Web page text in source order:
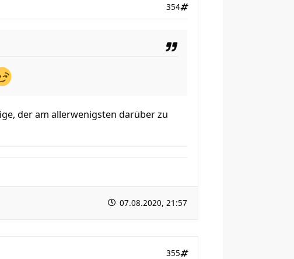
354
der am allerwenigsten darüber zu
07.08.2020, 21:57
355